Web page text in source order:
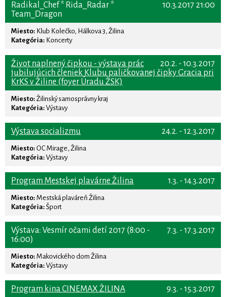
10.3.2017 21:00
Radikal_Chef * Rida_Radar *
Team_Dragon
Miesto: Klub Kolečko, Hálkova 3, Žilina
Kategória: Koncerty
20.2. - 10.3.2017
Život naplnený čipkou - výstava prác
jubilujúcich členiek Klubu paličkovanej čipky Gracia pri
KrKS v Žiline (foyer Úradu ŽSK)
Miesto: Žilinský samosprávny kraj
Kategória: Výstavy
24.2. - 12.3.2017
Výstava socializmu
Miesto: OC Mirage, Žilina
Kategória: Výstavy
1.3. - 14.3.2017
Program Mestskej plavárne Žilina
Miesto: Mestská plaváreň Žilina
Kategória: Šport
7.3. - 17.3.2017
Výstava: Vesmír očami detí 2017 (8:00 -
16:00)
Miesto: Makovického dom Žilina
Kategória: Výstavy
9.3. - 15.3.2017
Program kina CINEMAX ŽILINA